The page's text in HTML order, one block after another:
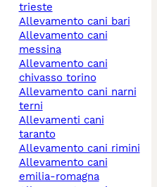
trieste
allevamento cani bari
allevamento cani
messina
allevamento cani
chivasso torino
allevamento cani narni
terni
allevamenti cani
taranto
allevamento cani rimini
allevamento cani
emilia-romagna